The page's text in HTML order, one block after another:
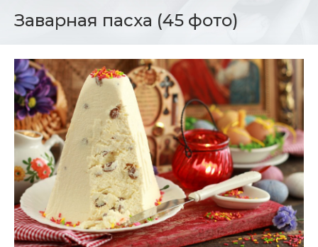
Заварная пасха (45 фото)